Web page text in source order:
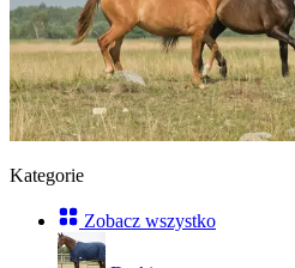
Kategorie
Zobacz wszystko